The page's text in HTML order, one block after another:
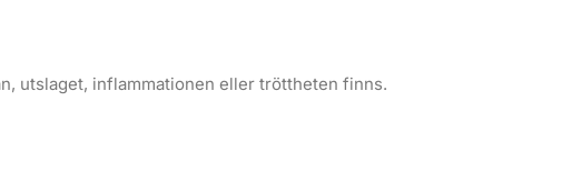
utslaget, inflammationen eller tröttheten finns.